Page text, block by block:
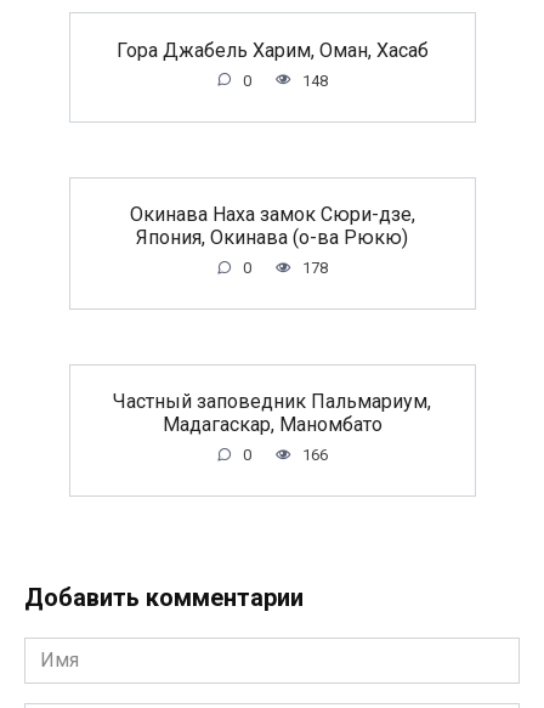
Гора Джабель Харим, Оман, Хасаб
0 148
Окинава Наха замок Сюри-дзе,
Япония, Окинава (о-ва Рюкю)
0 178
Частный заповедник Пальмариум,
Мадагаскар, Маномбато
0 166
Добавить комментарии
Имя
*